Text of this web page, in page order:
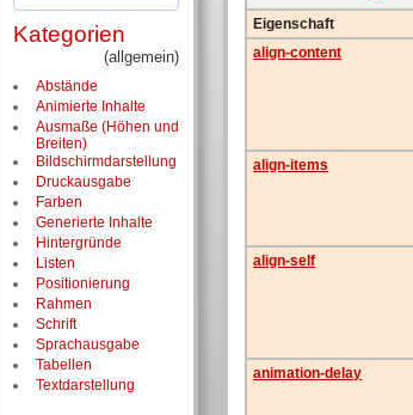
Eigenschaft
align-content
align-items
align-self
animation-delay
Kategorien
(allgemein)
Abstände
Animierte Inhalte
Ausmaße (Höhen und
Breiten)
Bildschirm­darstellung
Druckausgabe
Farben
Generierte Inhalte
Hintergründe
Listen
Positionierung
Rahmen
Schrift
Sprachausgabe
Tabellen
Textdarstellung